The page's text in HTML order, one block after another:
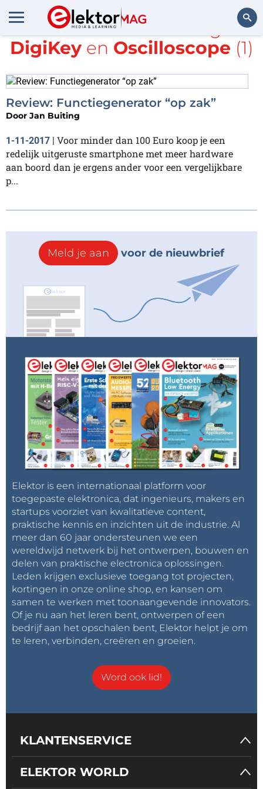
Zoeken
Alle items met de tags
DigiKeyen Oscilloscope (1)
Review: Functiegenerator “op zak”
Door Jan Buiting
1-11-2017 | Voor minder dan 100 Euro koop je een
redelijk uitgeruste smartphone met meer hardware
aan boord dan je ergens ander voor een vergelijkbare
p...
Meld je aan voor de nieuwbrief
Elektor is een internationaal platform voor
toegepaste elektronica, dat ingenieurs, makers en
startups voorziet van kwalitatieve content,
praktische kennis en inzichten uit de industrie. Al
meer dan 60 jaar ondersteunen we een
wereldwijd netwerk bij het ontwerpen, bouwen en
delen van praktische electronica oplossingen.
Leden krijgen exclusieve toegang tot projecten,
kortingen in onze online shop, en kansen om
samen te werken met toonaangevende innovators.
Of je nu aan het leren bent, ontwerpen of een
bedrijf aan het opschalen bent, Elektor helpt je om
te leren, verbinden, creëren en groeien.
Word ook lid!
KLANTENSERVICE
ELEKTOR WORLD